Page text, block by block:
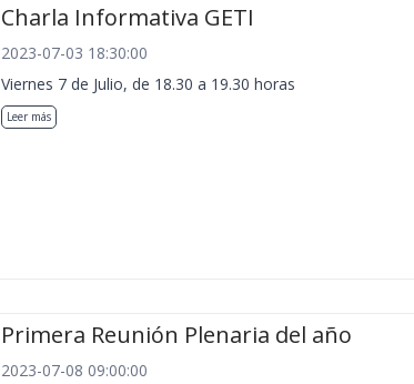
Charla Informativa GETI
2023-07-03 18:30:00
Viernes 7 de Julio, de 18.30 a 19.30 horas
Leer más
Primera Reunión Plenaria del año
2023-07-08 09:00:00